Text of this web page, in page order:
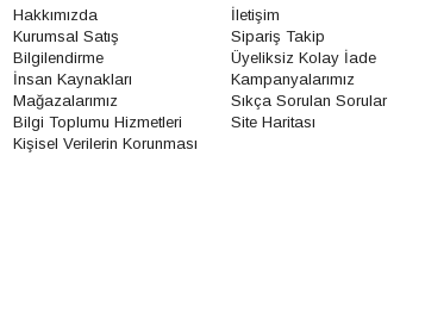
Hakkımızda
Kurumsal Satış
Bilgilendirme
İnsan Kaynakları
Mağazalarımız
Bilgi Toplumu Hizmetleri
Kişisel Verilerin Korunması
İletişim
Sipariş Takip
Üyeliksiz Kolay İade
Kampanyalarımız
Sıkça Sorulan Sorular
Site Haritası